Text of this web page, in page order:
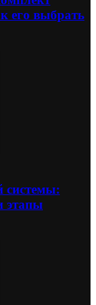
его выбрать
системы:
этапы